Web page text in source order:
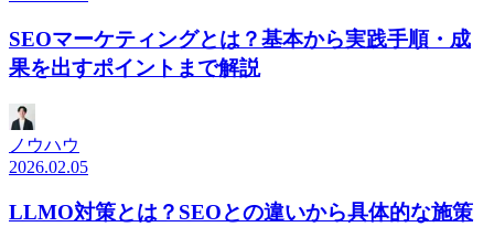
SEOマーケティングとは？基本から実践手順・成
果を出すポイントまで解説
ノウハウ
2026.02.05
LLMO対策とは？SEOとの違いから具体的な施策